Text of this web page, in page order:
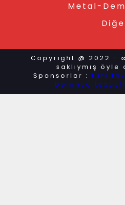
Metal-
Copyright @ 2022 -
saklıymış
Sponsorlar : türk
belenco